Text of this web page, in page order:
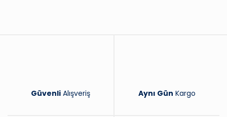
Güvenli Alışveriş Aynı Gün Kargo